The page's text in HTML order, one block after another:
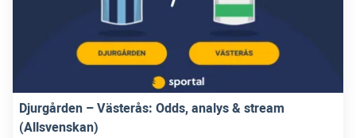
Djurgården – Västerås: Odds, analys & stream
(Allsvenskan)